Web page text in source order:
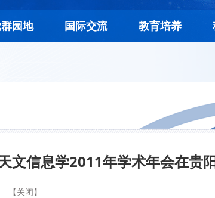
园地 国际交流 教育培养
文信息学2011年学术年会在贵
【关闭】